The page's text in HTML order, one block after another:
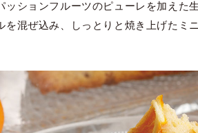
ッションフルーツのピューレを加えた
を混ぜ込み、しっとりと焼き上げたミ